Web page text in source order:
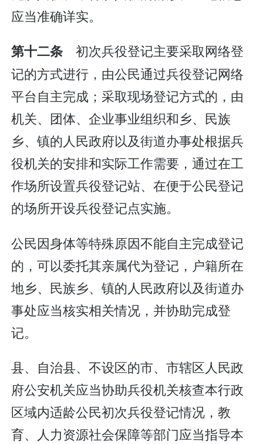
应当准确详实。
第十二条初次兵役登记主要采取网络登
记的方式进行，由公民通过兵役登记网络
平台自主完成；采取现场登记方式的，由
机关、团体、企业事业组织和乡、民族
乡、镇的人民政府以及街道办事处根据兵
役机关的安排和实际工作需要，通过在工
作场所设置兵役登记站、在便于公民登记
的场所开设兵役登记点实施。
公民因身体等特殊原因不能自主完成登记
的，可以委托其亲属代为登记，户籍所在
地乡、民族乡、镇的人民政府以及街道办
事处应当核实相关情况，并协助完成登
记。
县、自治县、不设区的市、市辖区人民政
府公安机关应当协助兵役机关核查本行政
区域内适龄公民初次兵役登记情况，教
育、人力资源社会保障等部门应当指导本